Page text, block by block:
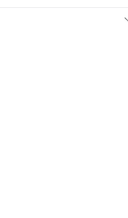
отлично впишется в любой
до современного. Идеальная